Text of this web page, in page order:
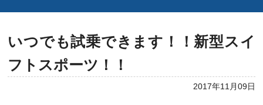
いつでも試乗できます！！新型スイ
フトスポーツ！！
2017年11月09日